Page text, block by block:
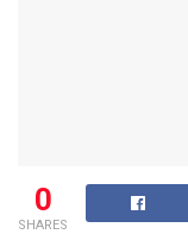
0
SHARES